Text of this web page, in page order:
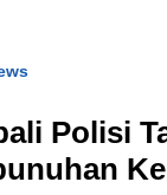
Polisi